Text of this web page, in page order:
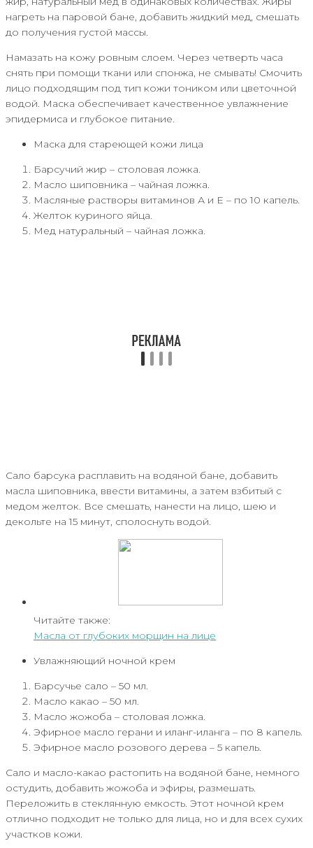
нагреть на паровой бане, добавить жидкий мед, смешать
до получения густой массы.
Намазать на кожу ровным слоем. Через четверть часа
снять при помощи ткани или спонжа, не смывать! Смочить
лицо подходящим под тип кожи тоником или цветочной
водой. Маска обеспечивает качественное увлажнение
эпидермиса и глубокое питание.
Маска для стареющей кожи лица
Барсучий жир – столовая ложка.
Масло шиповника – чайная ложка.
Масляные растворы витаминов А и Е – по 10 капель.
Желток куриного яйца.
Мед натуральный – чайная ложка.
Сало барсука расплавить на водяной бане, добавить
масла шиповника, ввести витамины, а затем взбитый с
медом желток. Все смешать, нанести на лицо, шею и
декольте на 15 минут, сполоснуть водой.
Читайте также:
Масла от глубоких морщин на лице
Увлажняющий ночной крем
Барсучье сало – 50 мл.
Масло какао – 50 мл.
Масло жожоба – столовая ложка.
Эфирное масло герани и иланг-иланга – по 8 капель.
Эфирное масло розового дерева – 5 капель.
Сало и масло-какао растопить на водяной бане, немного
остудить, добавить жожоба и эфиры, размешать.
Переложить в стеклянную емкость. Этот ночной крем
отлично подходит не только для лица, но и для всех сухих
участков кожи.